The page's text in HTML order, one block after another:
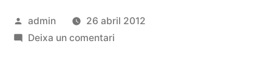
Publicat
per
admin
26 abril 2012
Deixa un comentaria